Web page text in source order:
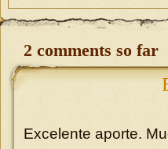
2 comments so far
Excelente aporte.